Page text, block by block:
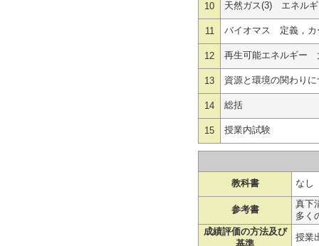
10 天然ガス(3) エネル
11 バイオマス 定義，カ
12 再生可能エネルギー
13 資源と環境の関わりに
14 総括
15 授業内試験
教科書 なし
参考書
真下
多く
成績評価の方法及び
基準
授業